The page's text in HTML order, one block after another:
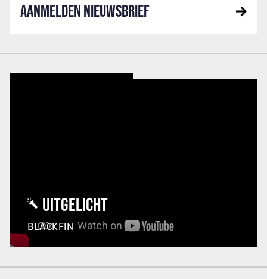
AANMELDEN NIEUWSBRIEF
UITGELICHT
BLACKFIN